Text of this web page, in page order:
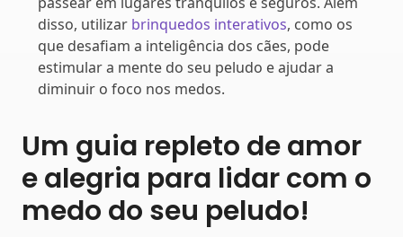
disso, utilizar brinquedos interativos, como os
que desafiam a inteligência dos cães, pode
estimular a mente do seu peludo e ajudar a
diminuir o foco nos medos.
Um guia repleto de amor
e alegria para lidar com o
medo do seu peludo!